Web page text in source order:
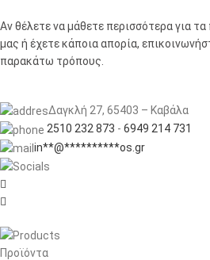
Αν θέλετε να μάθετε περισσότερα για τα
μας ή έχετε κάποια απορία,
παρακάτω τρόπους.
Δαγκλή 27, 65403 – Καβάλα
2510 232 873 - 6949 214 731
in**@**********os.gr


Προϊόντα